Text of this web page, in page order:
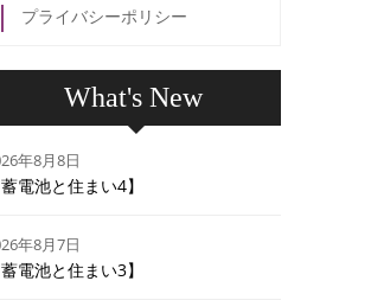
プライバシーポリシー
What's New
年8月8日
蓄電池と住まい4】
年8月7日
蓄電池と住まい3】